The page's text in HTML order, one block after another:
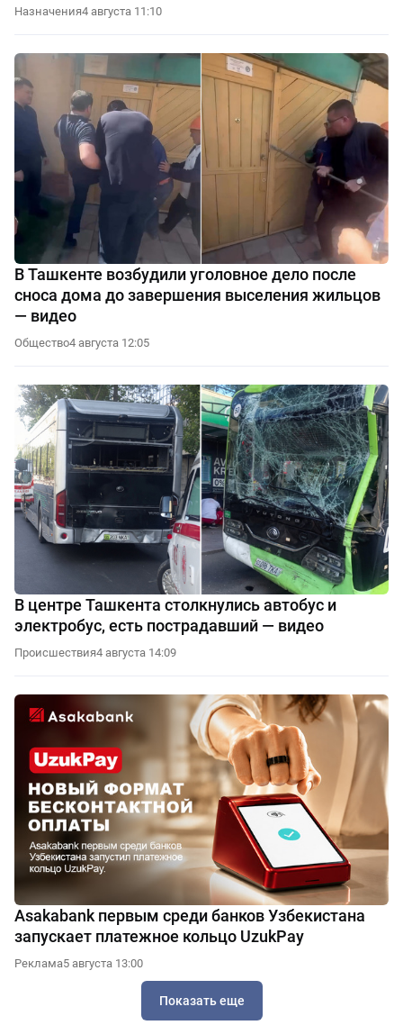
Назначения4 августа 11:10
В Ташкенте возбудили уголовное дело после
сноса дома до завершения выселения жильцов
— видео
Общество4 августа 12:05
В центре Ташкента столкнулись автобус и
электробус, есть пострадавший — видео
Происшествия4 августа 14:09
Asakabank первым среди банков Узбекистана
запускает платежное кольцо UzukPay
Реклама5 августа 13:00
Показать еще